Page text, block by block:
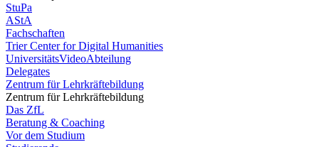
StuPa
AStA
Fachschaften
Trier Center for Digital Humanities
UniversitätsVideoAbteilung
Delegates
Zentrum für Lehrkräftebildung
Zentrum für Lehrkräftebildung
Das ZfL
Beratung & Coaching
Vor dem Studium